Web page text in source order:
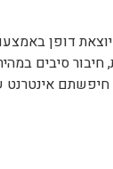
דופן
סיבים
חיפשתם